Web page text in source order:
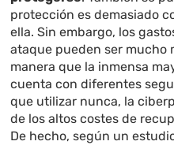
protección es demasiado
ella. Sin embargo, los
ataque pueden ser mucho
manera que la inmensa
cuenta con diferentes
que utilizar nunca, la
de los altos costes de
De hecho, según un